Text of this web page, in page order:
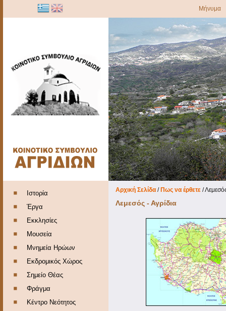
Μήνυμα
Ιστορία
Έργα
Εκκλησίες
Μουσεία
Μνημεία Ηρώων
Εκδρομικός Χώρος
Σημείο Θέας
Φράγμα
Κέντρο Νεότητος
Αρχική Σελίδα / Πως να έρθετε /
Λεμεσός - Αγρίδια